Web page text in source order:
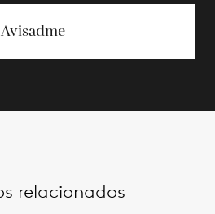
Avisadme
relacionados